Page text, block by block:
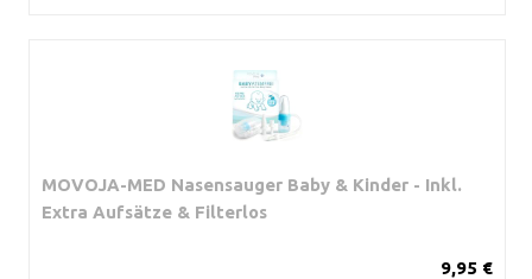
MOVOJA-MED Nasensauger Baby & Kinder - Inkl.
Extra Aufsätze & Filterlos
9,95 €